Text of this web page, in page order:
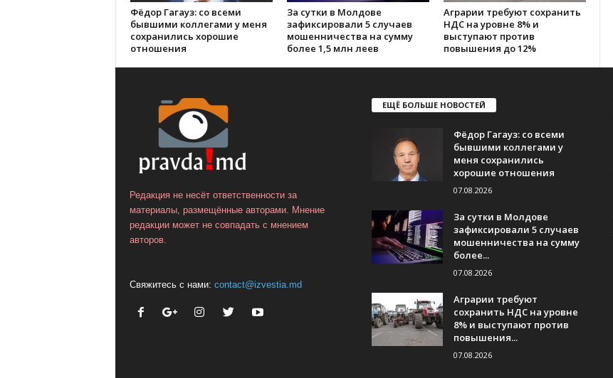
Фёдор Гагауз: со всеми
бывшими коллегами у меня
сохранились хорошие
отношения
За сутки в Молдове
зафиксировали 5 случаев
мошенничества на сумму
более 1,5 млн леев
Аграрии требуют сохранить
НДС на уровне 8% и
выступают против
повышения до 12%
Редакция не несёт ответственности за
материалы, размещённые авторами. Мнение
редакции может не совпадать с мнением
авторов.
Свяжитесь с нами: contact@izvestia.md
ЕЩЁ БОЛЬШЕ НОВОСТЕЙ
Фёдор Гагауз: со всеми
бывшими коллегами у
меня сохранились
хорошие отношения
07.08.2026
За сутки в Молдове
зафиксировали 5 случаев
мошенничества на сумму
более...
07.08.2026
Аграрии требуют
сохранить НДС на уровне
8% и выступают против
повышения...
07.08.2026